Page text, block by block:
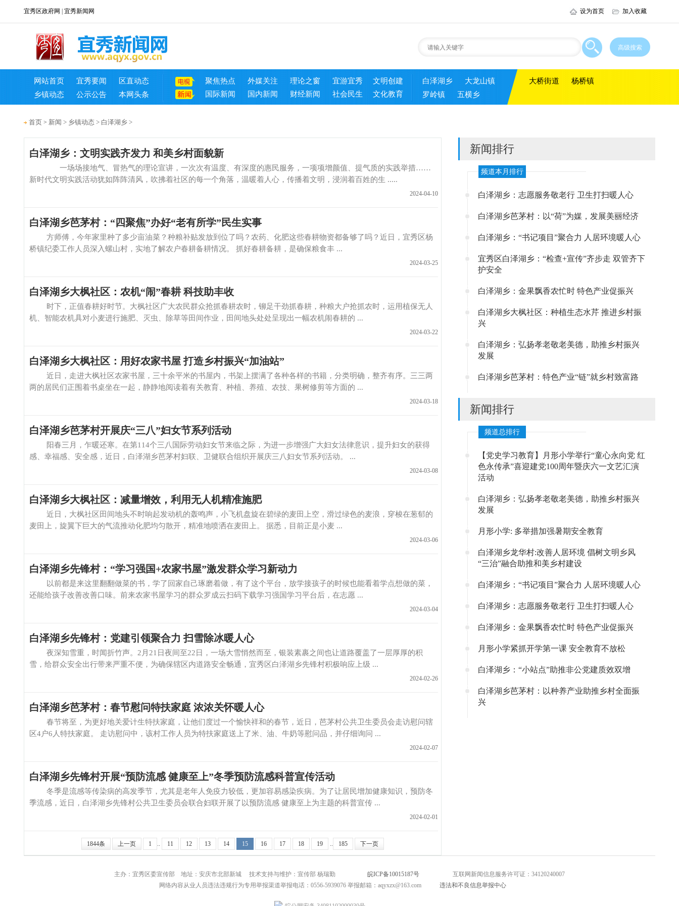
宜秀区政府网 宜秀新闻网 设为首页 加入收藏
网站首页 宜秀要闻
区直动态
乡镇动态
公示公告 本网头条
聚焦热点 外媒关注 理论之窗 宜游宜秀
文明创建
国际新闻
国内新闻 财经新闻 社会民生 文化教育
白泽湖乡
大龙山镇
罗岭镇
五横乡
大桥街道 杨桥镇
首页 > 新闻 > 乡镇动态 > 白泽湖乡 >
白泽湖乡：文明实践齐发力 和美乡村面貌新
一场场接地气、冒热气的理论宣讲，一次次有温度、有深度的惠民服务，一项项增颜值、提气质的实践举措……
新时代文明实践活动犹如阵阵清风，吹拂着社区的每一个角落，温暖着人心，传播着文明，浸润着百姓的生 .....
2024-04-10
白泽湖乡芭茅村：“四聚焦”办好“老有所学”民生实事
方师傅，今年家里种了多少亩油菜？种粮补贴发放到位了吗？农药、化肥这些春耕物资都备够了吗？近日，宜秀区杨
桥镇纪委工作人员深入螺山村，实地了解农户春耕备耕情况。 抓好春耕备耕，是确保粮食丰 ...
2024-03-25
白泽湖乡大枫社区：农机“闹”春耕 科技助丰收
时下，正值春耕好时节。大枫社区广大农民群众抢抓春耕农时，铆足干劲抓春耕，种粮大户抢抓农时，运用植保无人
机、智能农机具对小麦进行施肥、灭虫、除草等田间作业，田间地头处处呈现出一幅农机闹春耕的 ...
2024-03-22
白泽湖乡大枫社区：用好农家书屋 打造乡村振兴“加油站”
近日，走进大枫社区农家书屋，三十余平米的书屋内，书架上摆满了各种各样的书籍，分类明确，整齐有序。三三两
两的居民们正围着书桌坐在一起，静静地阅读着有关教育、种植、养殖、农技、果树修剪等方面的 ...
2024-03-18
白泽湖乡芭茅村开展庆“三八”妇女节系列活动
阳春三月，乍暖还寒。在第114个三八国际劳动妇女节来临之际，为进一步增强广大妇女法律意识，提升妇女的获得
感、幸福感、安全感，近日，白泽湖乡芭茅村妇联、卫健联合组织开展庆三八妇女节系列活动。 ...
2024-03-08
白泽湖乡大枫社区：减量增效，利用无人机精准施肥
近日，大枫社区田间地头不时响起发动机的轰鸣声，小飞机盘旋在碧绿的麦田上空，滑过绿色的麦浪，穿梭在葱郁的
麦田上，旋翼下巨大的气流推动化肥均匀散开，精准地喷洒在麦田上。 据悉，目前正是小麦 ...
2024-03-06
白泽湖乡先锋村：“学习强国+农家书屋”激发群众学习新动力
以前都是来这里翻翻做菜的书，学了回家自己琢磨着做，有了这个平台，放学接孩子的时候也能看着学点想做的菜，
还能给孩子改善改善口味。前来农家书屋学习的群众罗成云扫码下载学习强国学习平台后，在志愿 ...
2024-03-04
白泽湖乡先锋村：党建引领聚合力 扫雪除冰暖人心
夜深知雪重，时闻折竹声。2月21日夜间至22日，一场大雪悄然而至，银装素裹之间也让道路覆盖了一层厚厚的积
雪，给群众安全出行带来严重不便，为确保辖区内道路安全畅通，宜秀区白泽湖乡先锋村积极响应上级 ...
2024-02-26
白泽湖乡芭茅村：春节慰问特扶家庭 浓浓关怀暖人心
春节将至，为更好地关爱计生特扶家庭，让他们度过一个愉快祥和的春节，近日，芭茅村公共卫生委员会走访慰问辖
区4户6人特扶家庭。 走访慰问中，该村工作人员为特扶家庭送上了米、油、牛奶等慰问品，并仔细询问 ...
2024-02-07
白泽湖乡先锋村开展“预防流感 健康至上”冬季预防流感科普宣传活动
冬季是流感等传染病的高发季节，尤其是老年人免疫力较低，更加容易感染疾病。为了让居民增加健康知识，预防冬
季流感，近日，白泽湖乡先锋村公共卫生委员会联合妇联开展了以预防流感 健康至上为主题的科普宣传 ...
2024-02-01
1844条 上一页 1 .. 11 12 13 14 15 16 17 18 19 .. 185 下一页
新闻排行
频道本月排行
白泽湖乡：志愿服务敬老行 卫生打扫暖人心
白泽湖乡芭茅村：以“荷”为媒，发展美丽经济
白泽湖乡：“书记项目”聚合力 人居环境暖人心
宜秀区白泽湖乡：“检查+宣传”齐步走 双管齐下
护安全
白泽湖乡：金果飘香农忙时 特色产业促振兴
白泽湖乡大枫社区：种植生态水芹 推进乡村振
兴
白泽湖乡：弘扬孝老敬老美德，助推乡村振兴
发展
白泽湖乡芭茅村：特色产业“链”就乡村致富路
新闻排行
频道总排行
【党史学习教育】月形小学举行“童心永向党 红
色永传承”喜迎建党100周年暨庆六一文艺汇演
活动
白泽湖乡：弘扬孝老敬老美德，助推乡村振兴
发展
月形小学: 多举措加强暑期安全教育
白泽湖乡龙华村:改善人居环境 倡树文明乡风
“三治”融合助推和美乡村建设
白泽湖乡：“书记项目”聚合力 人居环境暖人心
白泽湖乡：志愿服务敬老行 卫生打扫暖人心
白泽湖乡：金果飘香农忙时 特色产业促振兴
月形小学紧抓开学第一课 安全教育不放松
白泽湖乡：“小站点”助推非公党建质效双增
白泽湖乡芭茅村：以种养产业助推乡村全面振
兴
主办：宜秀区委宣传部 地址：安庆市北部新城 技术支持与维护：宣传部 杨瑞勤 皖ICP备10015187号
互联网新闻信息服务许可证：34120240007
网络内容从业人员违法违规行为专用举报渠道举报电话：0556-5939076 举报邮箱：aqyxzx@163.com 违法和不良信息举报中心